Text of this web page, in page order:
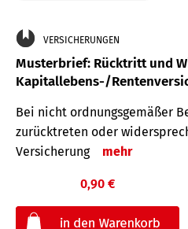
VERSICHERUNGEN
Musterbrief: Rücktritt und
Kapitallebens-/
Bei nicht ordnungsgemäßer
zurücktreten oder
Versicherung
mehr
0,90 €